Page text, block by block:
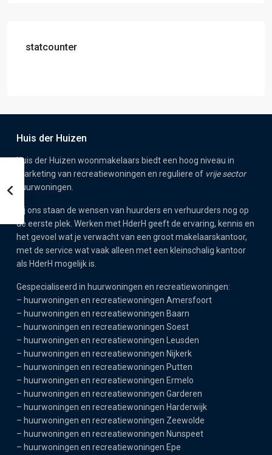
statcounter
Huis der Huizen
Huis der Huizen woonmakelaars biedt een hoog niveau in
marketing van recreatiewoningen en reguliere of vrije sector
huurwoningen.
Bij ons staan de wensen van huurders en verhuurders nog op
de eerste plek. Werken met HderH geeft de ervaring, kennis en
het gevoel wat je verwacht van een groot makelaarskantoor,
met de service wat vaak alleen met een kleinschalig kantoor
als HderH mogelijk is.
Gespecialiseerd in huurwoningen en recreatiewoningen:
– huurwoningen en recreatiewoningen Amersfoort
– huurwoningen en recreatiewoningen Baarn
– huurwoningen en recreatiewoningen Soest
– huurwoningen en recreatiewoningen Leusden
– huurwoningen en recreatiewoningen Nijkerk
– huurwoningen en recreatiewoningen Putten
– huurwoningen en recreatiewoningen Ermelo
– huurwoningen en recreatiewoningen Garderen
– huurwoningen en recreatiewoningen Harderwijk
– huurwoningen en recreatiewoningen Zeewolde
– huurwoningen en recreatiewoningen Nunspeet
– huurwoningen en recreatiewoningen Epe